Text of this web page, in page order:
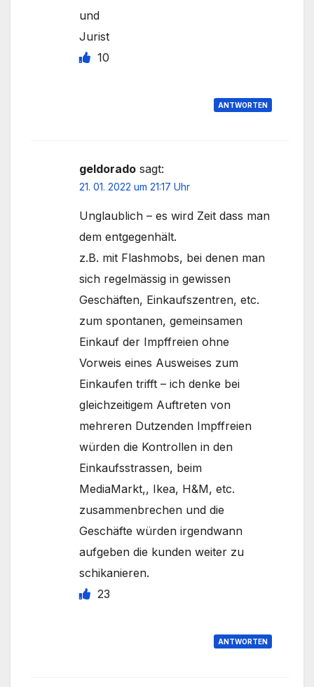
und
Jurist
10
ANTWORTEN
geldorado sagt:
21. 01. 2022 um 21:17 Uhr
Unglaublich – es wird Zeit dass man
dem entgegenhält.
z.B. mit Flashmobs, bei denen man
sich regelmässig in gewissen
Geschäften, Einkaufszentren, etc.
zum spontanen, gemeinsamen
Einkauf der Impffreien ohne
Vorweis eines Ausweises zum
Einkaufen trifft – ich denke bei
gleichzeitigem Auftreten von
mehreren Dutzenden Impffreien
würden die Kontrollen in den
Einkaufsstrassen, beim
MediaMarkt,, Ikea, H&M, etc.
zusammenbrechen und die
Geschäfte würden irgendwann
aufgeben die kunden weiter zu
schikanieren.
23
ANTWORTEN